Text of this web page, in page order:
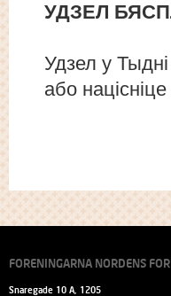
УДЗЕЛ
Удзел у
або
FORENINGARNA NORDENS
Snaregade 10 A, 1205